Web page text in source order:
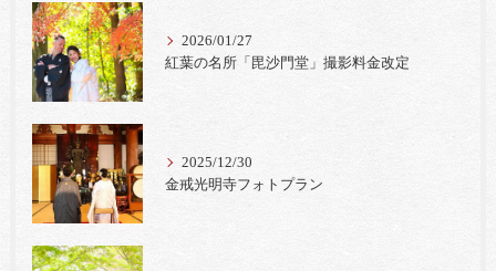
2026/01/27
紅葉の名所「毘沙門堂」撮影料金改定
2025/12/30
金戒光明寺フォトプラン